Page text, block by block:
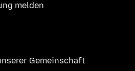
melden
Gemeinschaft